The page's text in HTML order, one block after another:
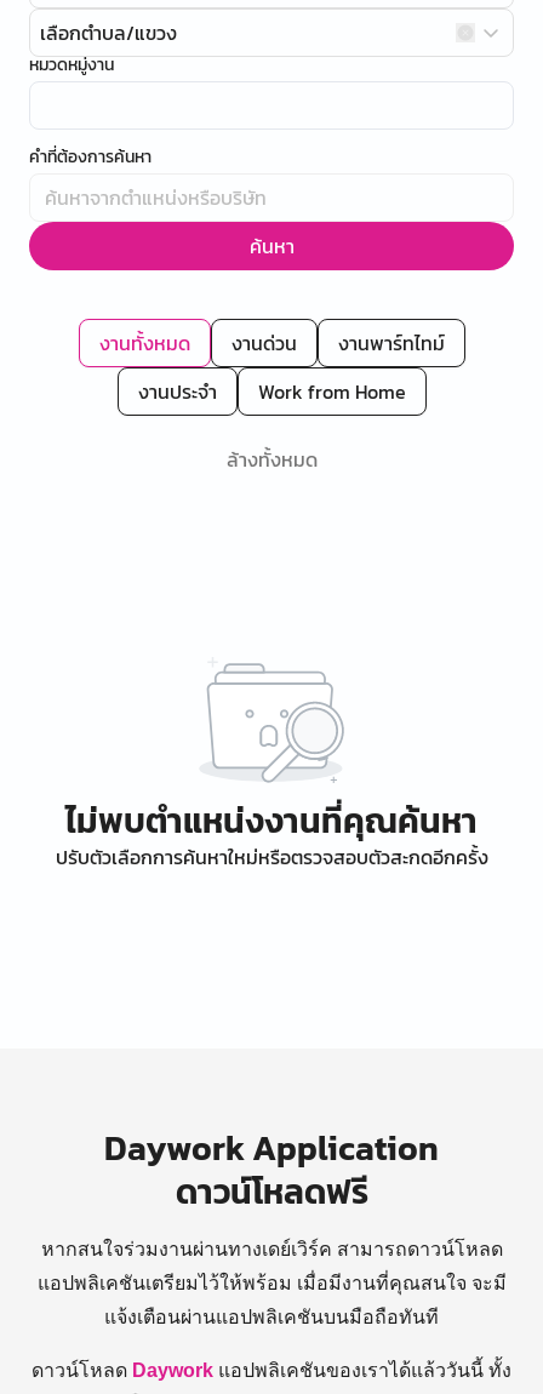
เลือกตำบล/แขวง
หมวดหมู่งาน
คำที่ต้องการค้นหา
ค้นหา
งานทั้งหมด งานด่วน
งานพาร์ทไทม์
งานประจำ
Work from Home
ล้างทั้งหมด
ไม่พบตำแหน่งงานที่คุณค้นหา
ปรับตัวเลือกการค้นหาใหม่หรือตรวจสอบตัวสะกดอีกครั้ง
Daywork Application
ดาวน์โหลดฟรี
หากสนใจร่วมงานผ่านทางเดย์เวิร์ค สามารถดาวน์โหลด
แอปพลิเคชันเตรียมไว้ให้พร้อม เมื่อมีงานที่คุณสนใจ จะมี
แจ้งเตือนผ่านแอปพลิเคชันบนมือถือทันที
ดาวน์โหลด Daywork แอปพลิเคชันของเราได้แล้ววันนี้ ทั้ง